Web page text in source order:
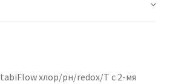
хлор/рн/redox/T с 2-мя